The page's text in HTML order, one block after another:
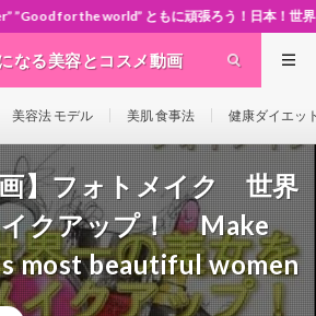
ともに頑張ろう！日本！世界！
なる美容とコスメ動画
美容法 モデル 美肌 食事法 健康ダイエッ
画】フォトメイク 世界
イクアップ！ Make
most beautiful women